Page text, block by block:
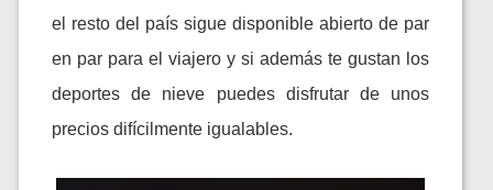
el resto del país sigue disponible abierto de par
en par para el viajero y si además te gustan los
deportes de nieve puedes disfrutar de unos
precios difícilmente igualables.